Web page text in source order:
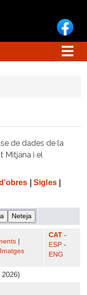
de dades de la
Mitjana i el
Sigles|
Imatges
CAT -
ESP -
ENG